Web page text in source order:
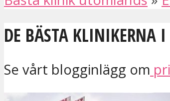
DE BÄSTA KLINIKERNA
Se vårt blogginlägg om